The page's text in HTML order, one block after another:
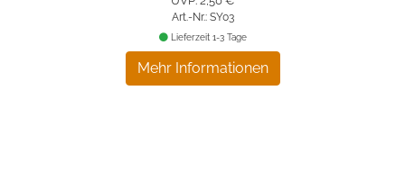
Art.-Nr.: SY03
Mehr Informationen
Lieferzeit 1-3 Tage